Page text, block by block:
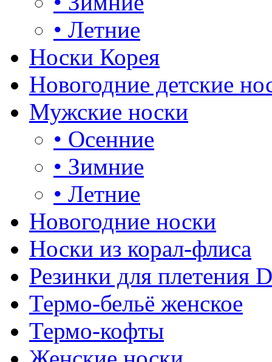
• Летние
Носки Корея
Новогодние детские
Мужские носки
• Осенние
• Зимние
• Летние
Новогодние носки
Носки из корал-флиса
Резинки для плетения
Термо-бельё женское
Термо-кофты